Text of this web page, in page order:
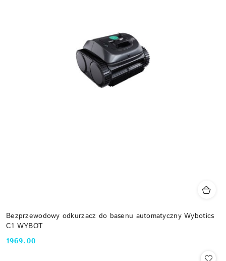
Bezprzewodowy odkurzacz do basenu automatyczny Wybotics
C1 WYBOT
Cena:
1969.00